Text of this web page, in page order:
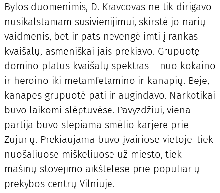
Bylos duomenimis, D. Kravcovas ne tik dirigavo
nusikalstamam susivienijimui, skirstė jo narių
vaidmenis, bet ir pats nevengė imti į rankas
kvaišalų, asmeniškai jais prekiavo. Grupuotę
domino platus kvaišalų spektras – nuo kokaino
ir heroino iki metamfetamino ir kanapių. Beje,
kanapes grupuotė pati ir augindavo. Narkotikai
buvo laikomi slėptuvėse. Pavyzdžiui, viena
partija buvo slepiama smėlio karjere prie
Zujūnų. Prekiaujama buvo įvairiose vietoje: tiek
nuošaliuose miškeliuose už miesto, tiek
mašinų stovėjimo aikštelėse prie populiarių
prekybos centrų Vilniuje.